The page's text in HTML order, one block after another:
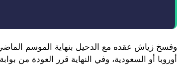
وفسخ زياش عقده مع الدحيل بنهاية الموسم
أوروبا أو السعودية، وفي النهاية قرر العودة من